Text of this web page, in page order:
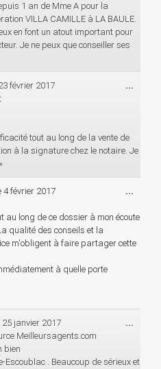
1 an de Mme A pour la
VILLA CAMILLE à LA BAULE.
en font un atout important pour
Je ne peux que conseiller ses
février 2017
tout au long de la vente de
à la signature chez le notaire. Je
...
4 février 2017
au long de ce dossier à mon écoute
qualité des conseils et la
m'obligent à faire partager cette
à quelle porte
...
boîte
25 janvier 2017
Meilleursagents.com
bien
. Beaucoup de sérieux et
...
méta.